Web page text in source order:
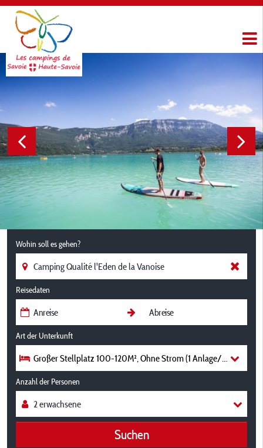
Wohin soll es gehen?
Reisedaten
Art der Unterkunft
Großer Stellplatz 100-120M², Ohne Strom (1 Anlage/1 Auto/
Anzahl der Personen
Suchen